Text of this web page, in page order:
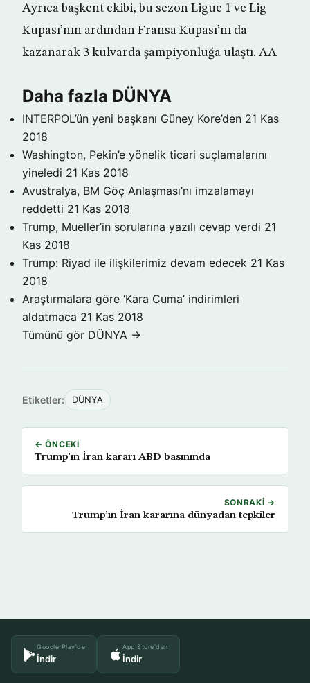
Ayrıca başkent ekibi, bu sezon Ligue 1 ve Lig
Kupası’nın ardından Fransa Kupası’nı da
kazanarak 3 kulvarda şampiyonluğa ulaştı. AA
Daha fazla DÜNYA
INTERPOL’ün yeni başkanı Güney Kore’den 21 Kas
2018
Washington, Pekin’e yönelik ticari suçlamalarını
yineledi 21 Kas 2018
Avustralya, BM Göç Anlaşması’nı imzalamayı
reddetti 21 Kas 2018
Trump, Mueller’in sorularına yazılı cevap verdi 21
Kas 2018
Trump: Riyad ile ilişkilerimiz devam edecek 21 Kas
2018
Araştırmalara göre ‘Kara Cuma’ indirimleri
aldatmaca 21 Kas 2018
Tümünü gör DÜNYA →
Etiketler: DÜNYA
← ÖNCEKI
Trump’ın İran kararı ABD basınında
SONRAKI →
Trump’ın İran kararına dünyadan tepkiler
Google Play'de
İndir
App Store'dan
İndir